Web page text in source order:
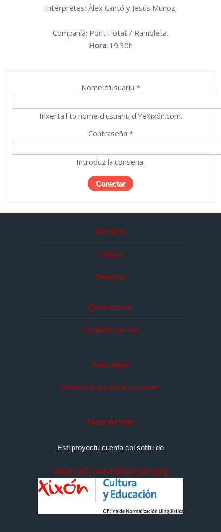
Intérpretes: Àlex Cantó y Jesús Muñoz.
Compañía: Pont Flotat / Rambleta.
Hora:19.30h
Nome d'usuariu *
Inxerta'l to nome d'usuariu d'YeXixón.com.
Contraseña *
Introduz la conseña.
Actualidá
Cultura
Deportes
Quién somos
Contacta con nos
Avisu llegal
Política de privacidá y cookies
Mapa del Web
Esti proyectu cuenta col sofitu de
xixon_of_normalizacion.jpg